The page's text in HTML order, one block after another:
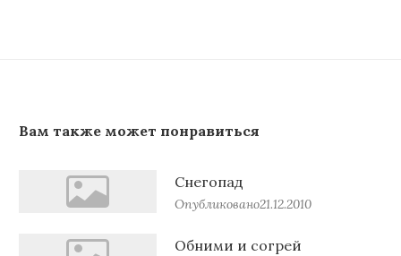
Вам также может понравиться
Снегопад
Опубликовано21.12.2010
Обними и согрей